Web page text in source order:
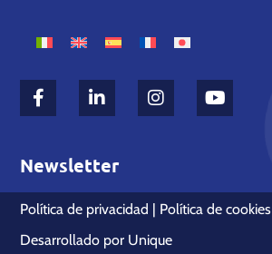
Newsletter
Política de privacidad | Política de cookies
Desarrollado por Unique